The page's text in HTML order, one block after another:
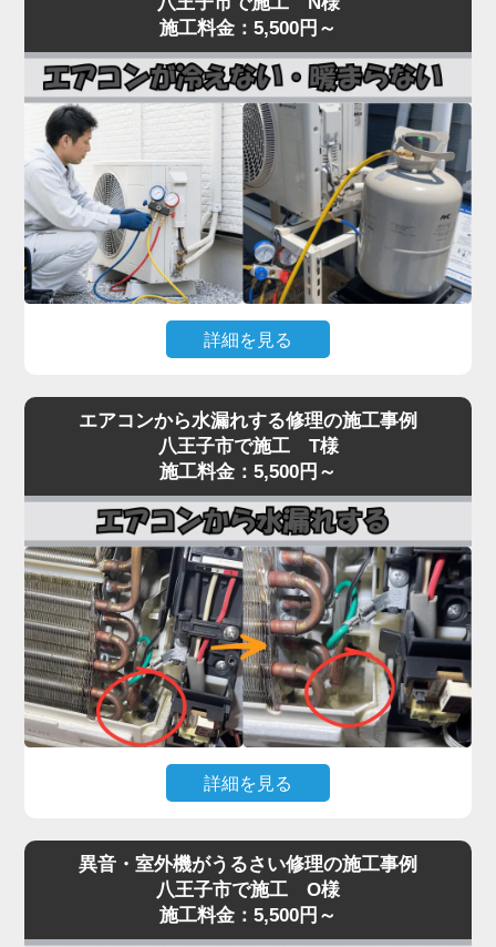
施工料金：5,500円～
詳細を見る
い、効きが弱いという症状は、当店でも特にご相談
が多いトラブルです。
原因は多岐にわたり、フィルター・熱交換器の目詰
まり、冷媒ガス不足、コンプレッサー異常、基板・
センサー故障、室外機の通気不良など、複数の要因
が絡んでいるケースもあります。
実際の現場では、長年メンテナンスを行っていない
機種で、フィン目詰まりや冷媒回路の不調、ファン
モーター・基板の劣化が重なり、本来の冷却性能の
半分以下しか発揮できていない状態も珍しくありま
せん。
「冷えが弱い」程度の軽微な症状を放置すると、コ
ンプレッサーが過負荷で焼き付くなど高額修理に発
ないトラブルに対して原因を切り分けながら点検
し、フィルター・冷媒・電気系統まで一貫して対
エアコンから水漏れする修理の施工事例
八王子市で施工 T様
施工料金：5,500円～
詳細を見る
いるといった「水漏れ」トラブルは、当店でも夏場
に集中するご相談です。
原因のほとんどは、ドレンホース（結露水を屋外に
異音・室外機がうるさい修理の施工事例
八王子市で施工 O様
施工料金：5,500円～